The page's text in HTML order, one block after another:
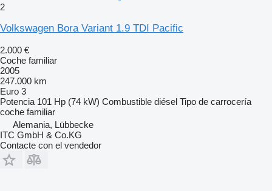
2
Volkswagen Bora Variant 1.9 TDI Pacific
2.000 €
Coche familiar
2005
247.000 km
Euro 3
Potencia 101 Hp (74 kW) Combustible diésel Tipo de carrocería
coche familiar
Alemania, Lübbecke
ITC GmbH & Co.KG
Contacte con el vendedor